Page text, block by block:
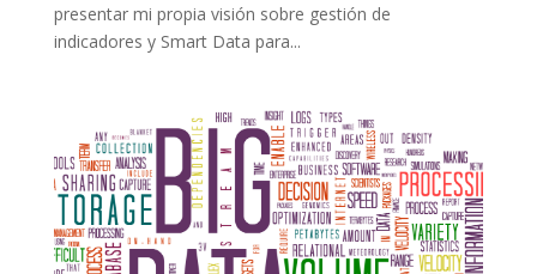
presentar mi propia visión sobre gestión de
indicadores y Smart Data para...